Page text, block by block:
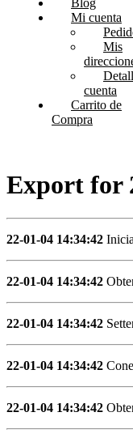
Blog
Mi cuenta
Mis
cuenta
Carrito de
Compra
Export for
22-01-04 14:34:42
22-01-04 14:34:42
22-01-04 14:34:42
22-01-04 14:34:42
22-01-04 14:34:42